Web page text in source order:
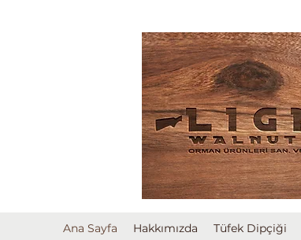
Ana Sayfa Hakkımızda Tüfek Dipçiği